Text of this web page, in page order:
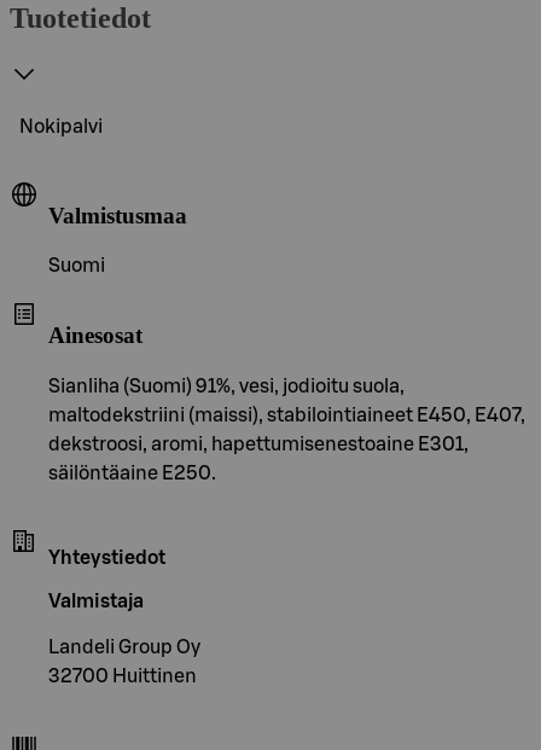
Tuotetiedot
Nokipalvi
Valmistusmaa
Suomi
Ainesosat
Sianliha (Suomi) 91%, vesi, jodioitu suola,
maltodekstriini (maissi), stabilointiaineet E450, E407,
dekstroosi, aromi, hapettumisenestoaine E301,
säilöntäaine E250.
Yhteystiedot
Valmistaja
Landeli Group Oy
32700 Huittinen